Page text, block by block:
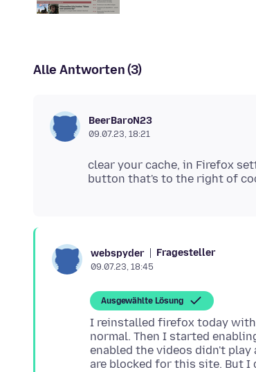
Alle Antworten (3)
BeerBaroN23
09.07.23, 18:21
clear your cache, in Firefox
webspyder Fragesteller
09.07.23, 18:45
Ausgewählte Lösung
I reinstalled firefox today with
normal. Then I started
enabled the videos didn't
are blocked for this site. But